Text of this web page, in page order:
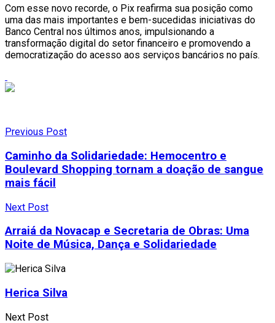
Com esse novo recorde, o Pix reafirma sua posição como
uma das mais importantes e bem-sucedidas iniciativas do
Banco Central nos últimos anos, impulsionando a
transformação digital do setor financeiro e promovendo a
democratização do acesso aos serviços bancários no país.
Previous Post
Caminho da Solidariedade: Hemocentro e
Boulevard Shopping tornam a doação de sangue
mais fácil
Next Post
Arraiá da Novacap e Secretaria de Obras: Uma
Noite de Música, Dança e Solidariedade
Herica Silva
Next Post